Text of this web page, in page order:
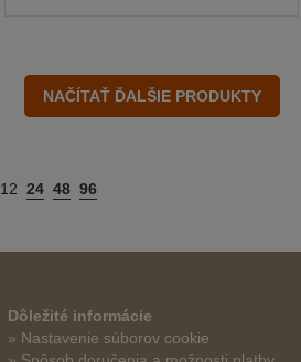
12 24 48 96
Dôležité informácie
» Nastavenie súborov cookie